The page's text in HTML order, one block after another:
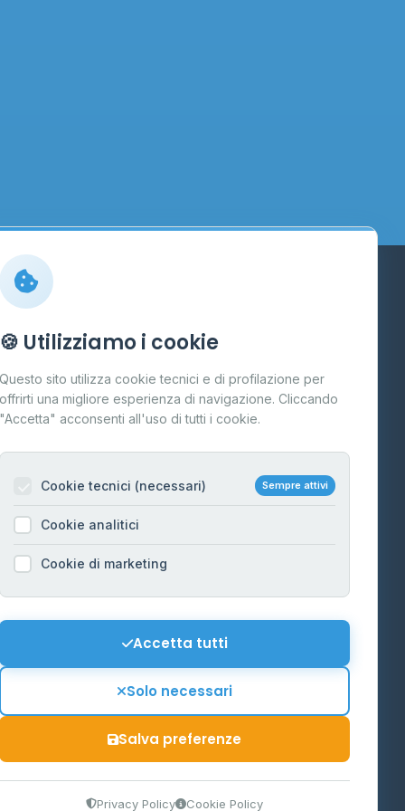
Alto
Contatti
Per gestori
Informazioni legali
Privacy Policy
Cookie Policy
Mappa del sito
Contattaci
🍪 Utilizziamo i cookie
Questo sito utilizza cookie tecnici e di profilazione per
offrirti una migliore esperienza di navigazione. Cliccando
"Accetta" acconsenti all'uso di tutti i cookie.
Cookie tecnici (necessari) Sempre attivi
Cookie analitici
Cookie di marketing
Accetta tutti
Solo necessari
Salva preferenze
Privacy Policy Cookie Policy